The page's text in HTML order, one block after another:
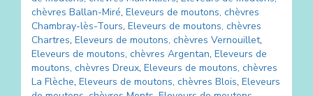
chèvres Ballan-Miré, Eleveurs de moutons, chèvres
Chambray-lès-Tours, Eleveurs de moutons, chèvres
Chartres, Eleveurs de moutons, chèvres Vernouillet,
Eleveurs de moutons, chèvres Argentan, Eleveurs de
moutons, chèvres Dreux, Eleveurs de moutons, chèvres
La Flèche, Eleveurs de moutons, chèvres Blois, Eleveurs